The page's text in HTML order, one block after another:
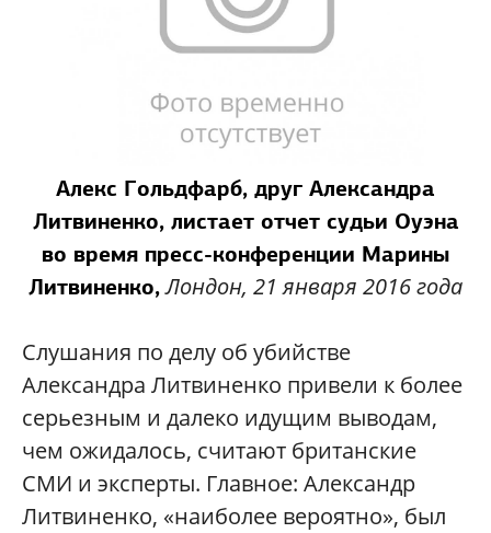
Алекс Гольдфарб, друг Александра
Литвиненко, листает отчет судьи Оуэна
во время пресс-конференции Марины
Литвиненко,Лондон, 21 января 2016 года
Слушания по делу об убийстве
Александра Литвиненко привели к более
серьезным и далеко идущим выводам,
чем ожидалось, считают британские
СМИ и эксперты. Главное: Александр
Литвиненко, «наиболее вероятно», был